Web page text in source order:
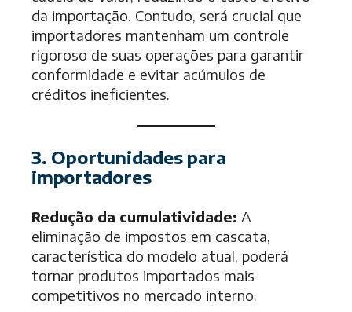
da importação. Contudo, será crucial que
importadores mantenham um controle
rigoroso de suas operações para garantir
conformidade e evitar acúmulos de
créditos ineficientes.
3. Oportunidades para
importadores
Redução da cumulatividade: A
eliminação de impostos em cascata,
característica do modelo atual, poderá
tornar produtos importados mais
competitivos no mercado interno.